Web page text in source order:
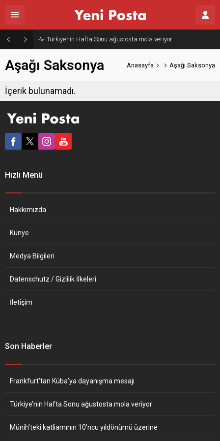
Türkiye’nin Hafta Sonu ağustosta mola veriyor
Aşağı Saksonya Anasayfa Aşağı Saksonya
İçerik bulunamadı.
Hızlı Menü
Hakkımızda
Künye
Medya Bilgileri
Datenschutz / Gizlilik İlkeleri
İletişim
Son Haberler
Frankfurt’tan Küba’ya dayanışma mesajı
Türkiye’nin Hafta Sonu ağustosta mola veriyor
Münih’teki katliamının 10’ncu yıldönümü üzerine